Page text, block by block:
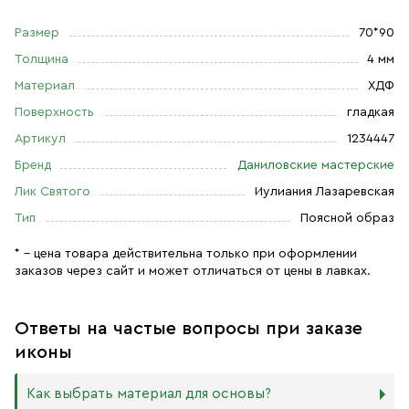
Размер 70*90
Толщина 4 мм
Материал ХДФ
Поверхность гладкая
Артикул 1234447
Бренд Даниловские мастерские
Лик Святого Иулиания Лазаревская
Тип Поясной образ
* – цена товара действительна только при оформлении
заказов через сайт и может отличаться от цены в лавках.
Ответы на частые вопросы при заказе
иконы
Как выбрать материал для основы?